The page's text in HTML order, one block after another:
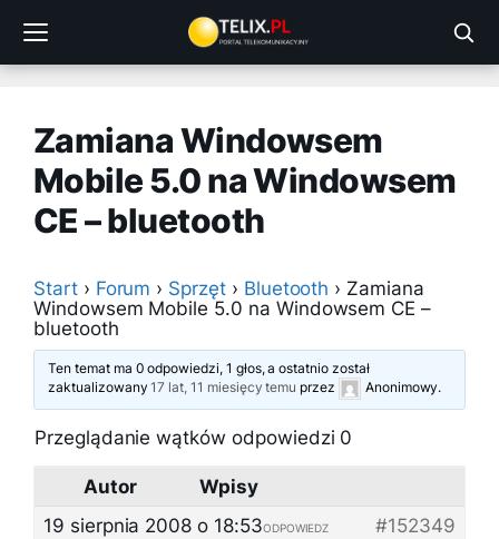
treści
Zamiana Windowsem
Mobile 5.0 na Windowsem
CE – bluetooth
Start › Forum › Sprzęt › Bluetooth › Zamiana
Windowsem Mobile 5.0 na Windowsem CE –
bluetooth
Ten temat ma 0 odpowiedzi, 1 głos, a ostatnio został
zaktualizowany17 lat, 11 miesięcy temu przez Anonimowy.
Przeglądanie wątków odpowiedzi 0
Autor
Wpisy
19 sierpnia 2008 o 18:53
#152349
ODPOWIEDZ